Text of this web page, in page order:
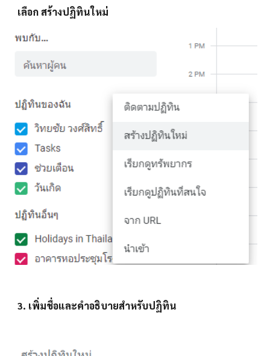
เลือก สร้างปฏิทินใหม่
3. เพิ่มชื่อและคำอธิบายสำหรับปฏิทิน